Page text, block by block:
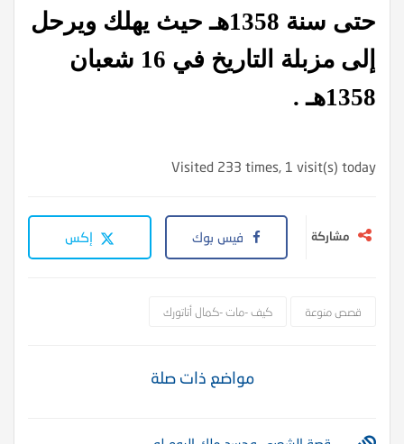
حتى سنة 1358هـ حيث يهلك ويرحل
إلى مزبلة التاريخ في 16 شعبان
1358هـ .
Visited 233 times, 1 visit(s) today
مشاركة فيس بوك إكس
قصص منوعة كيف -مات -كمال أتاتورك
مواضع ذات صلة